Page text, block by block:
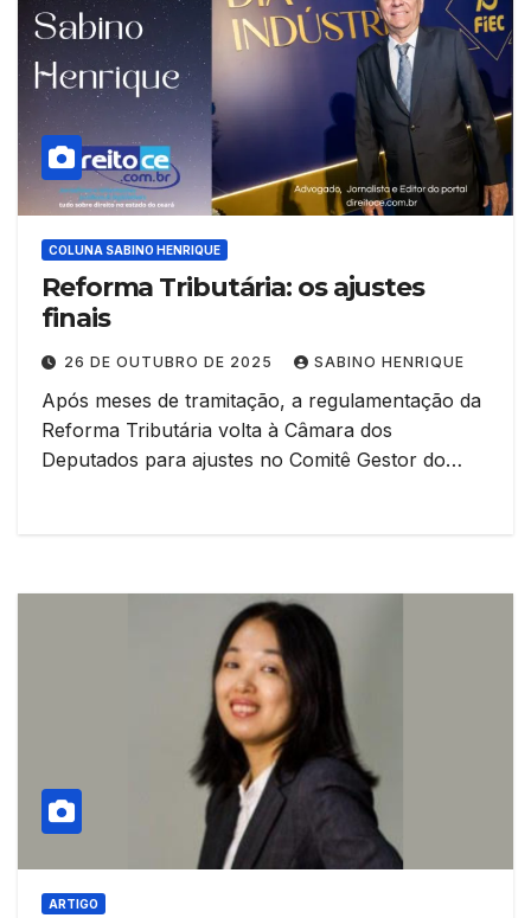
COLUNA SABINO HENRIQUE
Reforma Tributária: os ajustes
finais
26 DE OUTUBRO DE 2025 SABINO HENRIQUE
Após meses de tramitação, a regulamentação da
Reforma Tributária volta à Câmara dos
Deputados para ajustes no Comitê Gestor do…
ARTIGO